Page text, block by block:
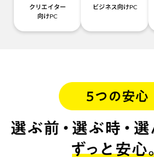
クリエイター
向けPC
ビジネス向けPC